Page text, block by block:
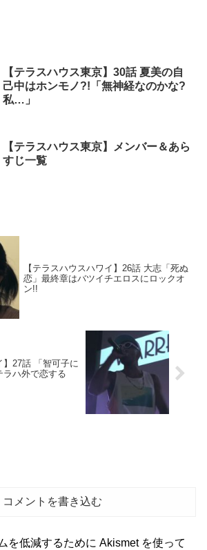
【テラスハウス東京】30話 夏美の自
己中はホンモノ?!「無神経なのかな?
私…」
【テラスハウス東京】メンバー＆あら
すじ一覧
【テラスハウスハワイ】26話 大志「死ぬ
恋」最終章はバツイチエロスにロックオ
ン!!
】27話 「智可子に
ラハ外で恋する
コメントを書き込む
を低減するために Akismet を使って